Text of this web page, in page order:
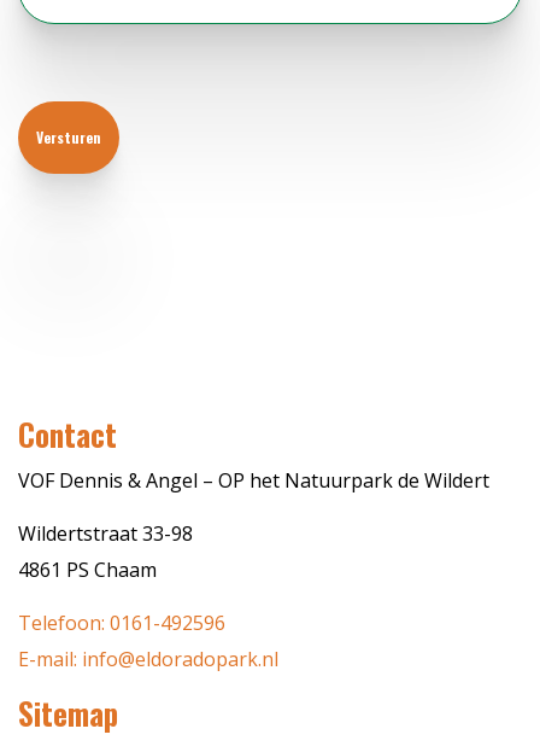
Contact
VOF Dennis & Angel – OP het Natuurpark de Wildert
Wildertstraat 33-98
4861 PS Chaam
Telefoon: 0161-492596
E-mail: info@eldoradopark.nl
Sitemap